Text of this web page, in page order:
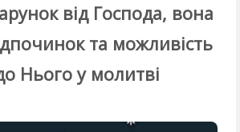
від Господа, вона
та можливість
Нього у молитві